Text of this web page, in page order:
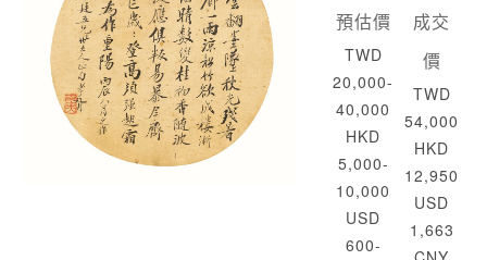
預估價
TWD
20,000-
40,000
HKD
5,000-
10,000
USD
600-
成交
價
TWD
54,000
HKD
12,950
USD
1,663